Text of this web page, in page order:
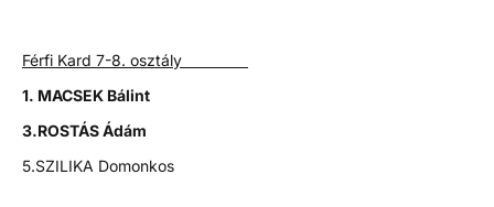
Férfi Kard 7-8. osztály
1. MACSEK Bálint
3.ROSTÁS Ádám
5.SZILIKA Domonkos